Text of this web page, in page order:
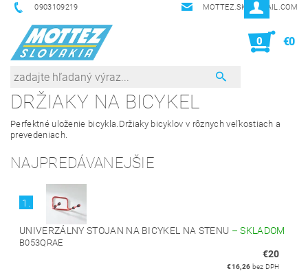
0903109219 MOTTEZ.SK@GMAIL.COM
0 €0
DRŽIAKY NA BICYKEL
Perfektné uloženie bicykla.Držiaky bicyklov v rôznych veľkostiach a
prevedeniach.
NAJPREDÁVANEJŠIE
1.
UNIVERZÁLNY STOJAN NA BICYKEL NA STENU –SKLADOM
B053QRAE
€20
€16,26 bez DPH